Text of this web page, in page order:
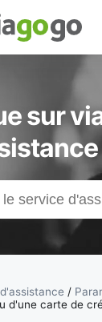
-
sur
/
d'une carte de